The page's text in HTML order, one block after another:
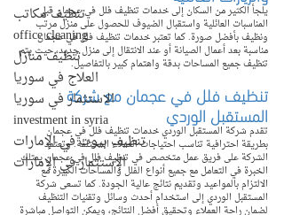
تنظيف مكاتب
office cleaning
تنظيف منازل
العلاج في سوريا
الاستثمار في سوريا
investment in syria
تنظيف بيوت في الإمارات
الإستثمار في الإمارات
يلجأ الكثير من السكان إلى خدمات تنظيف فلل في عجمان قبل
المناسبات العائلية واستقبال الضيوف للحصول على منزل مرتب
ونظيف بأفضل صورة. كما تعتبر خدمات تنظيف فلل في عجمان
مناسبة بعد أعمال الصيانة أو عند الانتقال إلى منزل جديد، حيث يتم
تنظيف جميع المساحات بدقة واهتمام كبير بالتفاصيل.
تنظيف فلل في عجمان مع شركة
المستقبل الوردي
تقدم شركة المستقبل الوردي خدمات تنظيف فلل في عجمان
بطريقة احترافية تناسب احتياجات العملاء المختلفة. وتعتمد
الشركة على فريق عمل متخصص في تنظيف فلل في عجمان يمتلك
الخبرة في التعامل مع جميع أنواع الفلل والمساحات الكبيرة مع
الالتزام بالمواعيد وتقديم نتائج عالية الجودة. كما تسعى شركة
المستقبل الوردي إلى استخدام أحدث وسائل وتقنيات التنظيف
لضمان راحة العملاء وتحقيق أفضل النتائج، ويمكن التواصل مباشرة